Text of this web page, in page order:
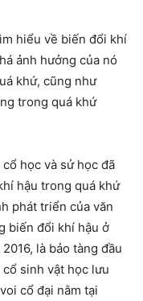
hiểu về biến đổi khí
ảnh hưởng của nó
khứ, cũng như
trong quá khứ
học và sử học đã
hậu trong quá khứ
phát triển của văn
biến đổi khí hậu ở
là bảo tàng đầu
sinh vật học lưu
cổ đại nằm tại